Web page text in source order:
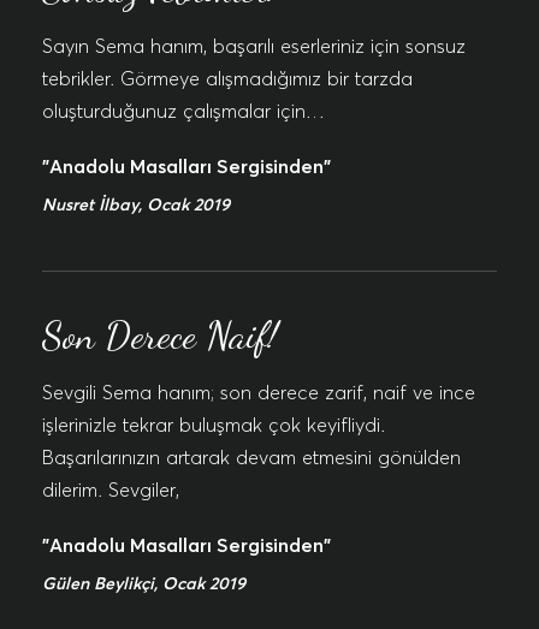
Sayın Sema hanım, başarılı eserleriniz için sonsuz
tebrikler. Görmeye alışmadığımız bir tarzda
oluşturduğunuz çalışmalar için…
"Anadolu Masalları Sergisinden"
Nusret İlbay, Ocak 2019
Son Derece Naif!
Sevgili Sema hanım; son derece zarif, naif ve ince
işlerinizle tekrar buluşmak çok keyifliydi.
Başarılarınızın artarak devam etmesini gönülden
dilerim. Sevgiler,
"Anadolu Masalları Sergisinden"
Gülen Beylikçi, Ocak 2019